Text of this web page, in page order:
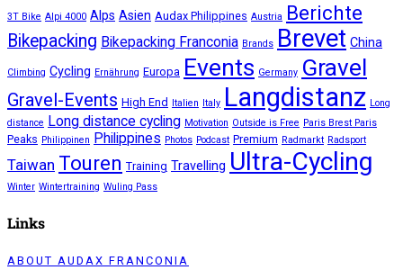
3T Bike Alpi 4000 Alps Asien Audax Philippines Austria Berichte
Bikepacking Bikepacking Franconia Brands Brevet China
Climbing Cycling Ernährung Europa Events Germany Gravel
Gravel-Events High End Italien Italy Langdistanz Long
distance
Long distance cycling Motivation Outside is Free Paris Brest Paris
Peaks Philippinen Philippines Photos Podcast Premium Radmarkt Radsport
Taiwan Touren Training Travelling Ultra-Cycling
Winter Wintertraining Wuling Pass
Links
ABOUT AUDAX FRANCONIA